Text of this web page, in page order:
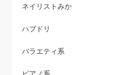
ネイリストみか
ハブドリ
バラエティ系